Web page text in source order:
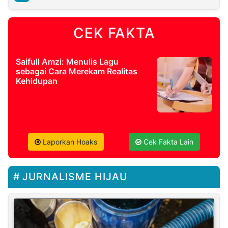
CEK FAKTA
Saifull Amzi: Menulis Lagu
sebagai Cara Merekam Realitas
Kehidupan
Laporkan Hoaks Cek Fakta Lain
JURNALISME HIJAU